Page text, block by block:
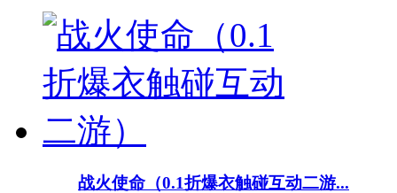
战火使命（0.1折爆衣触碰互动二游...